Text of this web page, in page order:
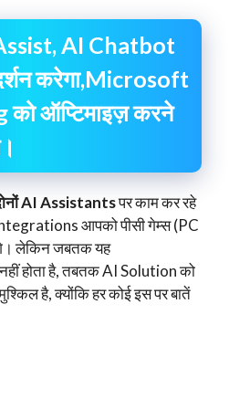
AI Chatbot
करेगा,Microsoft
को ऑप्टिमाइज़ करने
AI Assistantsपर काम कर रहे
आपको पीसी गेम्स (PC
लेकिन जबतक यह
होता है, तबतक AI Solution को
है, क्योंकि हर कोई इस पर बातें